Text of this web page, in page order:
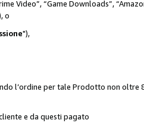
Video”, “Game Downloads”,
o
"),
l’ordine per tale Prodotto non oltre
e da questi pagato